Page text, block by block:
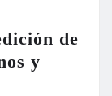
de
y